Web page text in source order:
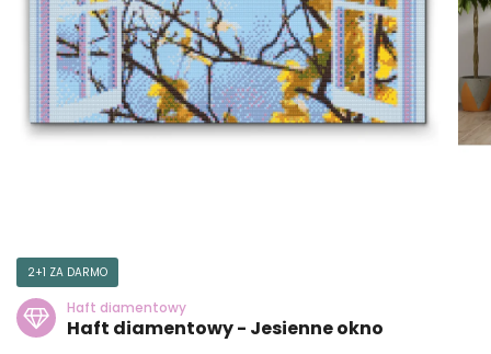
2+1 ZA DARMO
Haft diamentowy
Haft diamentowy - Jesienne okno